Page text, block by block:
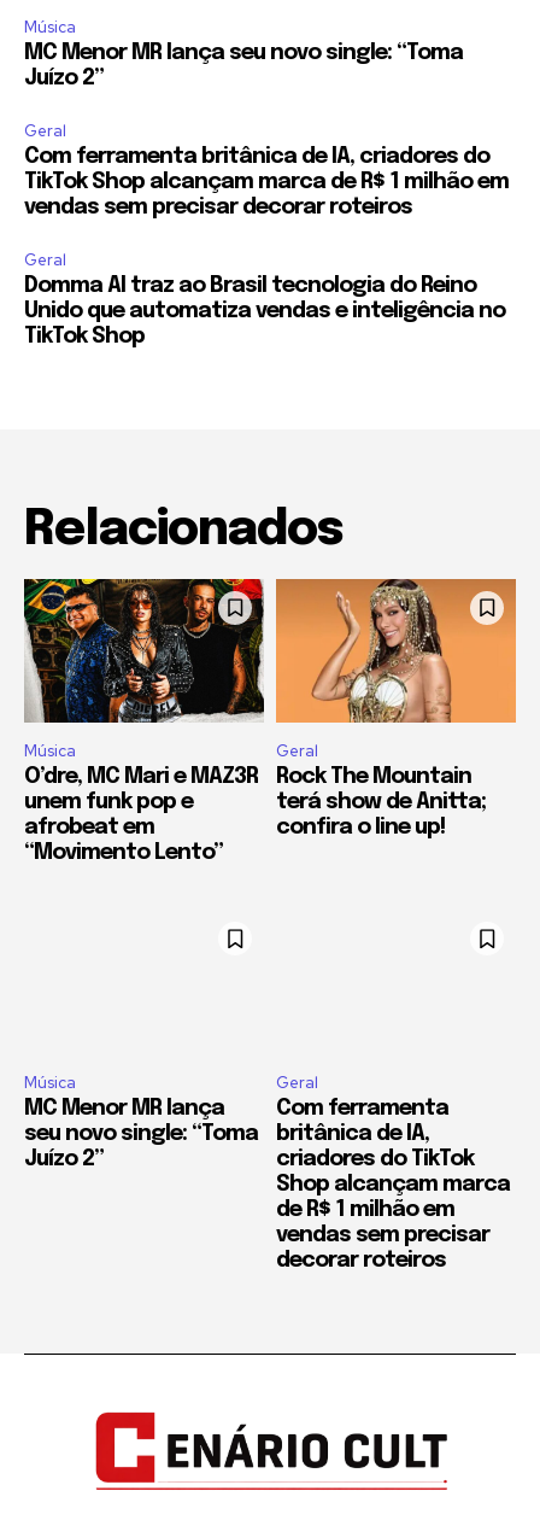
Música
MC Menor MR lança seu novo single: “Toma
Juízo 2”
Geral
Com ferramenta britânica de IA, criadores do
TikTok Shop alcançam marca de R$ 1 milhão em
vendas sem precisar decorar roteiros
Geral
Domma AI traz ao Brasil tecnologia do Reino
Unido que automatiza vendas e inteligência no
TikTok Shop
Relacionados
Música
O’dre, MC Mari e MAZ3R
unem funk pop e
afrobeat em
“Movimento Lento”
Geral
Rock The Mountain
terá show de Anitta;
confira o line up!
Música
MC Menor MR lança
seu novo single: “Toma
Juízo 2”
Geral
Com ferramenta
britânica de IA,
criadores do TikTok
Shop alcançam marca
de R$ 1 milhão em
vendas sem precisar
decorar roteiros